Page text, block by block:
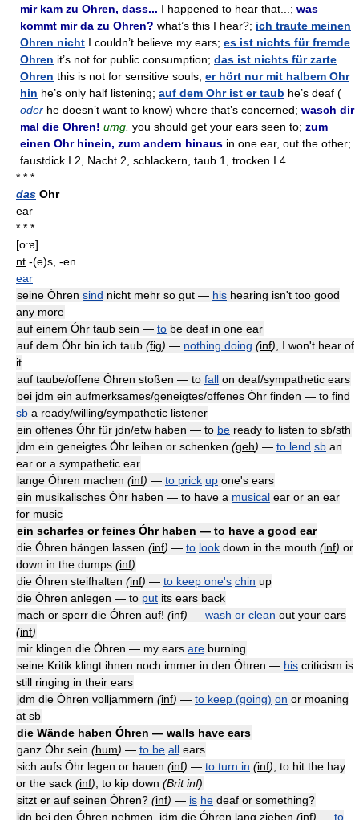
mir kam zu Ohren, dass... I happened to hear that...; was
kommt mir da zu Ohren? what’s this I hear?; ich traute meinen
Ohren nicht I couldn’t believe my ears; es ist nichts für fremde
Ohren it’s not for public consumption; das ist nichts für zarte
Ohren this is not for sensitive souls; er hört nur mit halbem Ohr
hin he’s only half listening; auf dem Ohr ist er taub he’s deaf (
oder he doesn’t want to know) where that’s concerned; wasch dir
mal die Ohren! umg. you should get your ears seen to; zum
einen Ohr hinein, zum andern hinaus in one ear, out the other;
faustdick I 2, Nacht 2, schlackern, taub 1, trocken I 4
* * *
das Ohr
ear
* * *
[oːɐ]
nt -(e)s, -en
ear
seine Óhren sind nicht mehr so gut — his hearing isn't too good
any more
auf einem Óhr taub sein — to be deaf in one ear
auf dem Óhr bin ich taub (fig) — nothing doing (inf) , I won't hear of
it
auf taube/offene Óhren stoßen — to fall on deaf/sympathetic ears
bei jdm ein aufmerksames/geneigtes/offenes Óhr finden — to find
sb a ready/willing/sympathetic listener
ein offenes Óhr für jdn/etw haben — to be ready to listen to sb/sth
jdm ein geneigtes Óhr leihen or schenken (geh) — to lend sb an
ear or a sympathetic ear
lange Óhren machen (inf) — to prick up one's ears
ein musikalisches Óhr haben — to have a musical ear or an ear
for music
ein scharfes or feines Óhr haben — to have a good ear
die Óhren hängen lassen (inf) — to look down in the mouth (inf) or
down in the dumps (inf)
die Óhren steifhalten (inf) — to keep one's chin up
die Óhren anlegen — to put its ears back
mach or sperr die Óhren auf! (inf) — wash or clean out your ears
(inf)
mir klingen die Óhren — my ears are burning
seine Kritik klingt ihnen noch immer in den Óhren — his criticism is
still ringing in their ears
jdm die Óhren volljammern (inf) — to keep (going) on or moaning
at sb
die Wände haben Óhren — walls have ears
ganz Óhr sein (hum) — to be all ears
sich aufs Óhr legen or hauen (inf) — to turn in (inf) , to hit the hay
or the sack (inf) , to kip down (Brit inf)
sitzt er auf seinen Óhren? (inf) — is he deaf or something?
jdn bei den Óhren nehmen, jdm die Óhren lang ziehen (inf) — to